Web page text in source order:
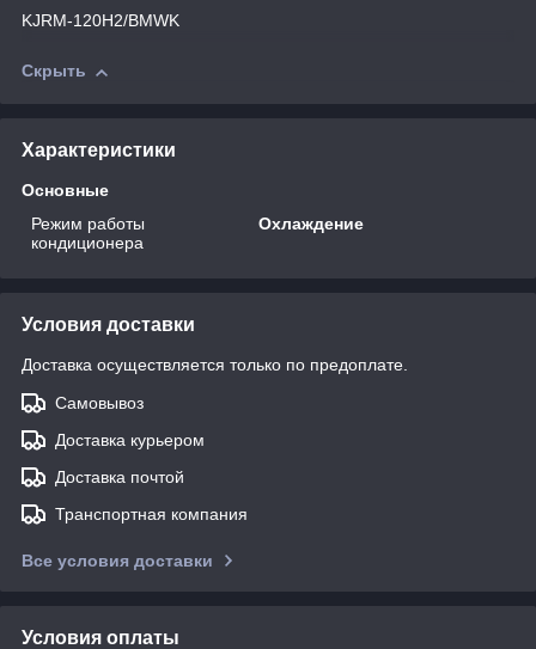
KJRM-120H2/BMWK
Скрыть
Характеристики
Основные
Режим работы
кондиционера
Охлаждение
Условия доставки
Доставка осуществляется только по предоплате.
Самовывоз
Доставка курьером
Доставка почтой
Транспортная компания
Все условия доставки
Условия оплаты